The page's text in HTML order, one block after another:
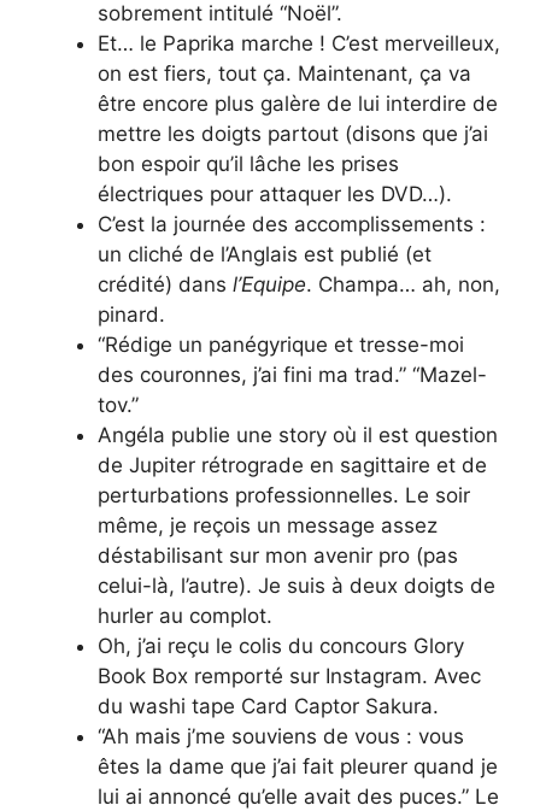
sobrement intitulé “Noël”.
Et… le Paprika marche ! C’est merveilleux,
on est fiers, tout ça. Maintenant, ça va
être encore plus galère de lui interdire de
mettre les doigts partout (disons que j’ai
bon espoir qu’il lâche les prises
électriques pour attaquer les DVD…).
C’est la journée des accomplissements :
un cliché de l’Anglais est publié (et
crédité) dans l’Equipe. Champa… ah, non,
pinard.
“Rédige un panégyrique et tresse-moi
des couronnes, j’ai fini ma trad.” “Mazel-
tov.”
Angéla publie une story où il est question
de Jupiter rétrograde en sagittaire et de
perturbations professionnelles. Le soir
même, je reçois un message assez
déstabilisant sur mon avenir pro (pas
celui-là, l’autre). Je suis à deux doigts de
hurler au complot.
Oh, j’ai reçu le colis du concours Glory
Book Box remporté sur Instagram. Avec
du washi tape Card Captor Sakura.
“Ah mais j’me souviens de vous : vous
êtes la dame que j’ai fait pleurer quand je
lui ai annoncé qu’elle avait des puces.” Le